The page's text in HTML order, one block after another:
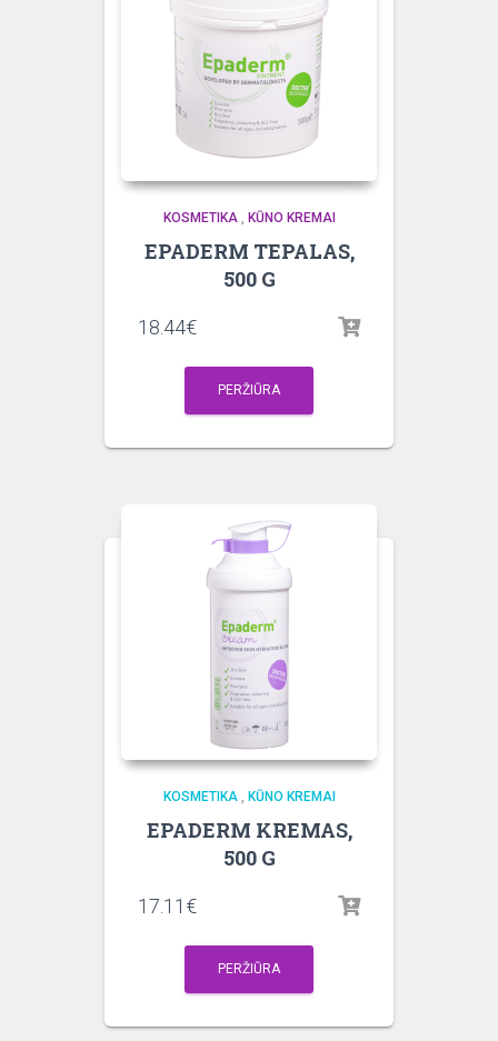
KOSMETIKA, KŪNO KREMAI
EPADERM TEPALAS,
500 G
18.44€
PERŽIŪRA
KOSMETIKA, KŪNO KREMAI
EPADERM KREMAS,
500 G
17.11 €
PERŽIŪRA